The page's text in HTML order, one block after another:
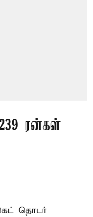
ரன்கள்
தொடர்